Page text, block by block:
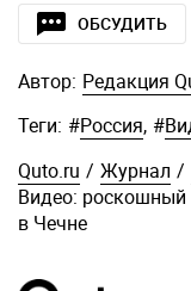
ОБСУДИТЬ
Автор: Редакция
Теги: #Россия, #
Quto.ru / Журнал /
Видео:
в Чечне